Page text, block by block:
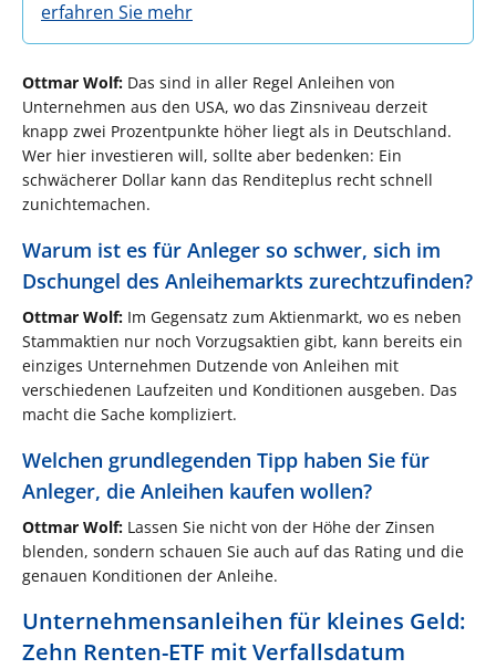
erfahren Sie mehr
Ottmar Wolf: Das sind in aller Regel Anleihen von
Unternehmen aus den USA, wo das Zinsniveau derzeit
knapp zwei Prozentpunkte höher liegt als in Deutschland.
Wer hier investieren will, sollte aber bedenken: Ein
schwächerer Dollar kann das Renditeplus recht schnell
zunichtemachen.
Warum ist es für Anleger so schwer, sich im
Dschungel des Anleihemarkts zurechtzufinden?
Ottmar Wolf: Im Gegensatz zum Aktienmarkt, wo es neben
Stammaktien nur noch Vorzugsaktien gibt, kann bereits ein
einziges Unternehmen Dutzende von Anleihen mit
verschiedenen Laufzeiten und Konditionen ausgeben. Das
macht die Sache kompliziert.
Welchen grundlegenden Tipp haben Sie für
Anleger, die Anleihen kaufen wollen?
Ottmar Wolf: Lassen Sie nicht von der Höhe der Zinsen
blenden, sondern schauen Sie auch auf das Rating und die
genauen Konditionen der Anleihe.
Unternehmensanleihen für kleines Geld:
Zehn Renten-ETF mit Verfallsdatum